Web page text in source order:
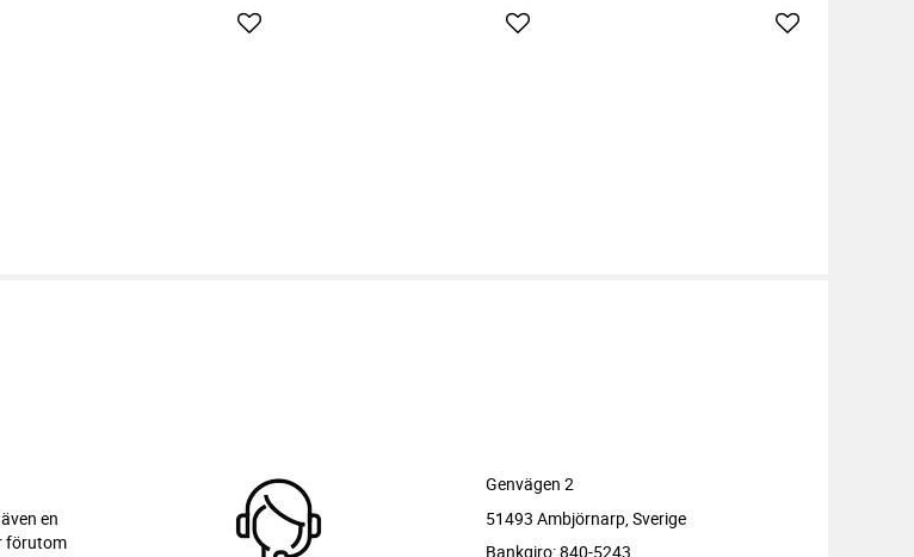
till i favoriter Lägg till i favoriter Lägg till i favoriter Lägg till i
en
förutom
Genvägen 2
51493 Ambjörnarp, Sverige
Bankgiro: 840-5243